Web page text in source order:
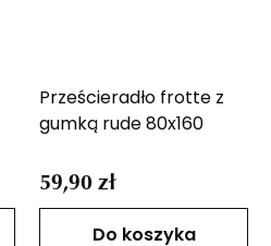
Prześcieradło frotte z
gumką rude 80x160
59,90 zł
Do koszyka